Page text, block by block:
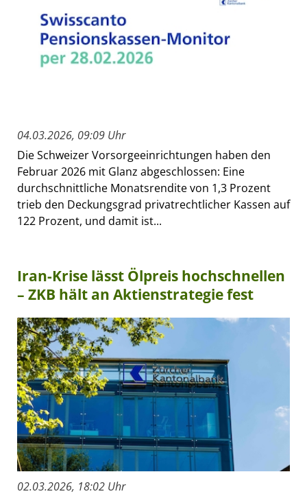
04.03.2026, 09:09 Uhr
Die Schweizer Vorsorgeeinrichtungen haben den
Februar 2026 mit Glanz abgeschlossen: Eine
durchschnittliche Monatsrendite von 1,3 Prozent
trieb den Deckungsgrad privatrechtlicher Kassen auf
122 Prozent, und damit ist...
Iran-Krise lässt Ölpreis hochschnellen
– ZKB hält an Aktienstrategie fest
02.03.2026, 18:02 Uhr